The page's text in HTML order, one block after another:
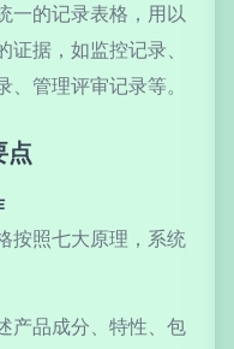
一的记录表格，用以
据，如监控记录、
管理评审记录等。
点
按照七大原理，系统
产品成分、特性、包